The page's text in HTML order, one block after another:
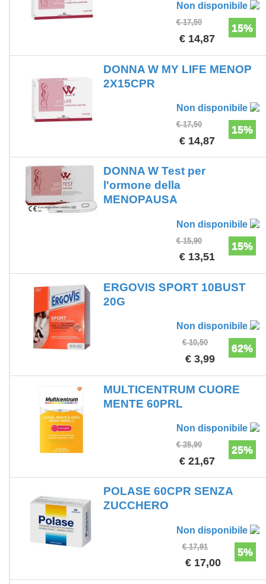
Non disponibile
15%
€ 17,50
€ 14,87
DONNA W MY LIFE MENOP
2X15CPR
Non disponibile
15%
€ 17,50
€ 14,87
DONNA W Test per
l'ormone della
MENOPAUSA
Non disponibile
15%
€ 15,90
€ 13,51
ERGOVIS SPORT 10BUST
20G
Non disponibile
62%
€ 10,50
€ 3,99
MULTICENTRUM CUORE
MENTE 60PRL
Non disponibile
25%
€ 28,90
€ 21,67
POLASE 60CPR SENZA
ZUCCHERO
Non disponibile
5%
€ 17,91
€ 17,00